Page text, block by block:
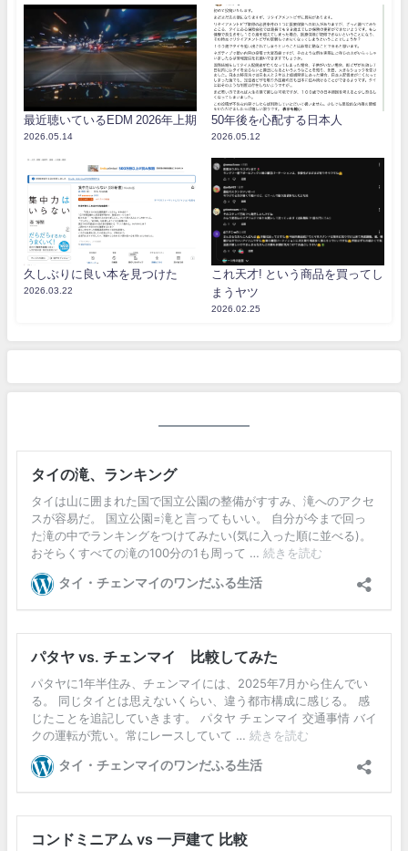
最近聴いているEDM 2026年上期
2026.05.14
50年後を心配する日本人
2026.05.12
久しぶりに良い本を見つけた
2026.03.22
これ天才! という商品を買ってし
まうヤツ
2026.02.25